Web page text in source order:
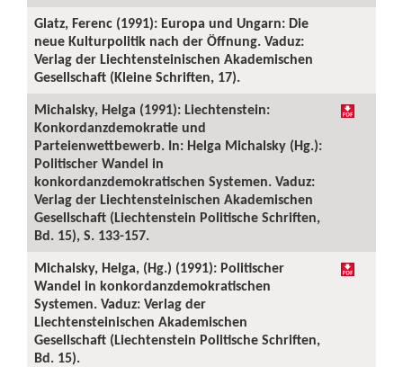
Glatz, Ferenc (1991): Europa und Ungarn: Die
neue Kulturpolitik nach der Öffnung. Vaduz:
Verlag der Liechtensteinischen Akademischen
Gesellschaft (Kleine Schriften, 17).
Michalsky, Helga (1991): Liechtenstein:
Konkordanzdemokratie und
Parteienwettbewerb. In: Helga Michalsky (Hg.):
Politischer Wandel in
konkordanzdemokratischen Systemen. Vaduz:
Verlag der Liechtensteinischen Akademischen
Gesellschaft (Liechtenstein Politische Schriften,
Bd. 15), S. 133-157.
Michalsky, Helga, (Hg.) (1991): Politischer
Wandel in konkordanzdemokratischen
Systemen. Vaduz: Verlag der
Liechtensteinischen Akademischen
Gesellschaft (Liechtenstein Politische Schriften,
Bd. 15).